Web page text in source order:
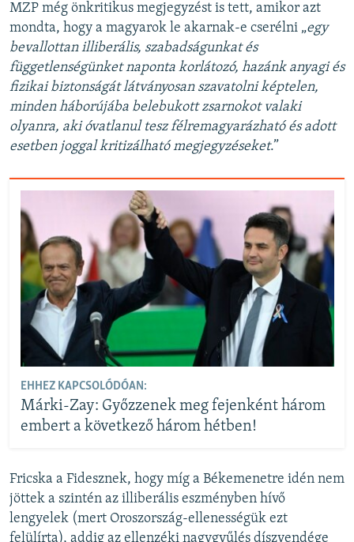
MZP még önkritikus megjegyzést is tett, amikor azt
mondta, hogy a magyarok le akarnak-e cserélni „egy
bevallottan illiberális, szabadságunkat és
függetlenségünket naponta korlátozó, hazánk anyagi és
fizikai biztonságát látványosan szavatolni képtelen,
minden háborújába belebukott zsarnokot valaki
olyanra, aki óvatlanul tesz félremagyarázható és adott
esetben joggal kritizálható megjegyzéseket.”
EHHEZ KAPCSOLÓDÓAN:
Márki-Zay: Győzzenek meg fejenként három
embert a következő három hétben!
Fricska a Fidesznek, hogy míg a Békemenetre idén nem
jöttek a szintén az illiberális eszményben hívő
lengyelek (mert Oroszország-ellenességük ezt
felülírta), addig az ellenzéki nagygyűlés díszvendége